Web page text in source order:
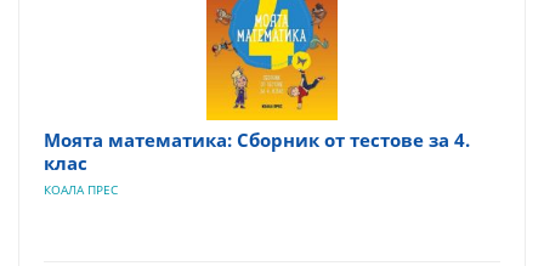
Моята математика: Сборник от тестове за 4.
клас
КОАЛА ПРЕС